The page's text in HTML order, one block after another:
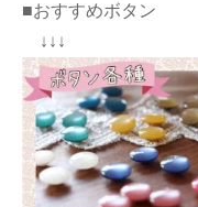
■おすすめボタン
↓↓↓